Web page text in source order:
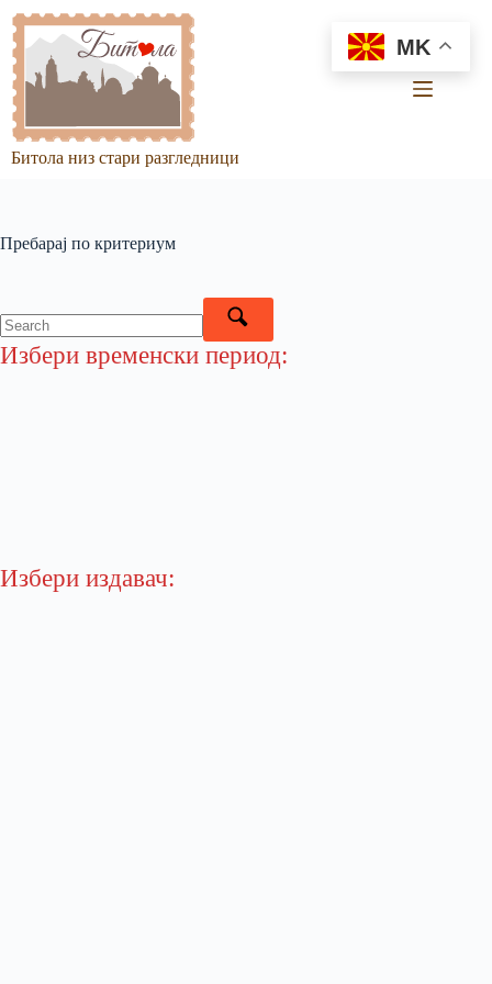
content
Битола низ стари разгледници
Пребарај по критериум
Избери временски период:
Избери издавач:
MK